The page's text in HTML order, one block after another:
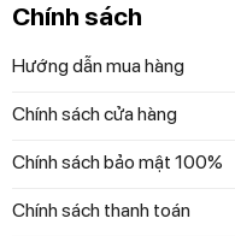
Chính sách
Hướng dẫn mua hàng
Chính sách cửa hàng
Chính sách bảo mật 100%
Chính sách thanh toán